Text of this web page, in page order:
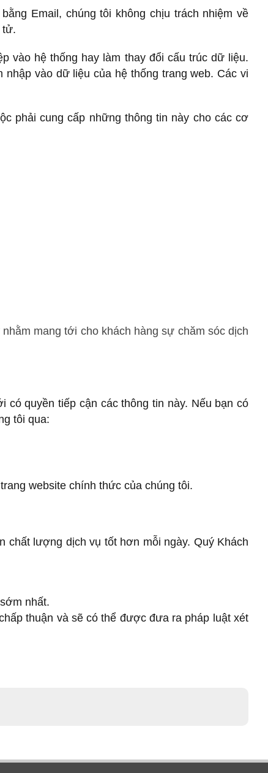
Email, chúng tôi không chịu trách nhiệm về
tử.
vào hệ thống hay làm thay đổi cấu trúc dữ liệu.
vào dữ liệu của hệ thống trang web. Các vi
phải cung cấp những thông tin này cho các cơ
mang tới cho khách hàng sự chăm sóc dịch
có quyền tiếp cận các thông tin này. Nếu bạn có
tôi qua:
website chính thức của chúng tôi.
chất lượng dịch vụ tốt hơn mỗi ngày. Quý Khách
nhất.
thuận và sẽ có thể được đưa ra pháp luật xét